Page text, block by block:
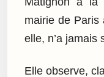
mairie de Paris
elle, n’a jamais
Elle observe,